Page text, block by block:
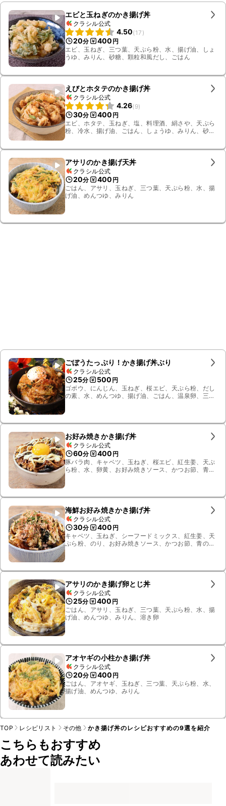
エビと玉ねぎのかき揚げ丼
クラシル公式
4.50(17 )
20分 400 円
エビ、玉ねぎ、三つ葉、天ぷら粉、水、揚げ油、しょ
うゆ、みりん、砂糖、顆粒和風だし、ごはん
えびとホタテのかき揚げ丼
クラシル公式
4.26(9)
30分 400 円
エビ、ホタテ、玉ねぎ、塩、料理酒、絹さや、天ぷら
粉、冷水、揚げ油、ごはん、しょうゆ、みりん、砂
アサリのかき揚げ天丼
クラシル公式
20分 400 円
ごはん、アサリ、玉ねぎ、三つ葉、天ぷら粉、水、揚
げ油、めんつゆ、みりん
ごぼうたっぷり！かき揚げ丼ぶり
クラシル公式
25分 500 円
ゴボウ、にんじん、玉ねぎ、桜エビ、天ぷら粉、だし
の素、水、めんつゆ、揚げ油、ごはん、温泉卵、三つ
お好み焼きかき揚げ丼
クラシル公式
60分 400 円
豚バラ肉、キャベツ、玉ねぎ、桜エビ、紅生姜、天ぷ
ら粉、水、卵黄、お好み焼きソース、かつお節、青の
海鮮お好み焼きかき揚げ丼
クラシル公式
30分 400 円
キャベツ、玉ねぎ、シーフードミックス、紅生姜、天
ぷら粉、のり、お好み焼きソース、かつお節、青の
アサリのかき揚げ卵とじ丼
クラシル公式
25分 400 円
ごはん、アサリ、玉ねぎ、三つ葉、天ぷら粉、水、揚
げ油、めんつゆ、みりん、溶き卵
アオヤギの小柱かき揚げ丼
クラシル公式
20分 400 円
ごはん、アオヤギ、玉ねぎ、三つ葉、天ぷら粉、水、
揚げ油、めんつゆ、みりん
TOP レシピリスト その他 かき揚げ丼のレシピおすすめの9選を紹介
こちらもおすすめ
あわせて読みたい